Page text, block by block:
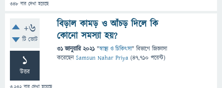
348 বার দেখা হয়েছে
+6
টি ভোট
1
উত্তর
বিড়াল কামড় ও আঁচড় দিলে কি
কোনো সমস্যা হয়?
31 জানুয়ারি 2021 "স্বাস্থ্য ও চিকিৎসা" বিভাগে জিজ্ঞাসা
করেছেনSamsun Nahar Priya (47,710 পয়েন্ট)